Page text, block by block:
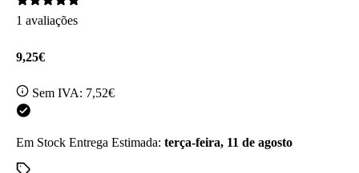
1 avaliações
9,25€
Sem IVA: 7,52€
Em Stock Entrega Estimada: terça-feira, 11 de agosto